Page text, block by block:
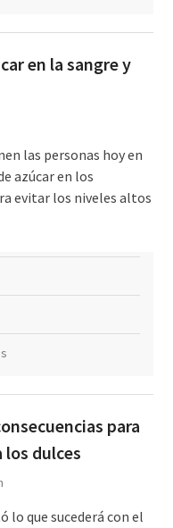
en la sangre y
las personas hoy en
azúcar en los
evitar los niveles altos
para
los dulces
lo que sucederá con el